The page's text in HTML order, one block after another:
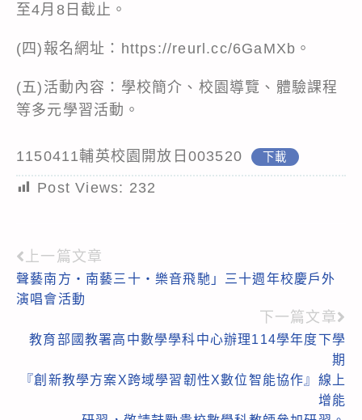
至4月8日截止。
(四)報名網址：https://reurl.cc/6GaMXb。
(五)活動內容：學校簡介、校園導覽、體驗課程
等多元學習活動。
1150411輔英校園開放日003520 下載
Post Views: 232
Read
more
上一篇文章
聲藝南方‧南藝三十‧樂音飛馳」三十週年校慶戶外
演唱會活動
下一篇文章
教育部國教署高中數學學科中心辦理114學年度下學
期
『創新教學方案X跨域學習韌性X數位智能協作』線上
增能